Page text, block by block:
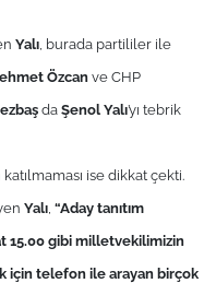
Yalı, burada partililer ile
Özcanve CHP
daŞenol Yalı’yı tebrik
katılmaması ise dikkat çekti.
Yalı, “Aday tanıtım
15.00 gibi milletvekilimizin
için telefon ile arayan birçok